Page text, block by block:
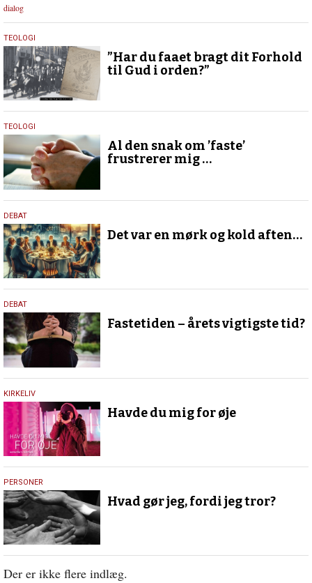
dialog
28.
december
2024
TEOLOGI
”Har du faaet bragt dit Forhold
til Gud i orden?”
7.
marts
2024
TEOLOGI
Al den snak om ’faste’
frustrerer mig …
21.
januar
2024
DEBAT
Det var en mørk og kold aften…
23.
marts
2023
DEBAT
Fastetiden – årets vigtigste tid?
21.
februar
2023
KIRKELIV
Havde du mig for øje
10.
februar
2023
PERSONER
Hvad gør jeg, fordi jeg tror?
Der er ikke flere indlæg.